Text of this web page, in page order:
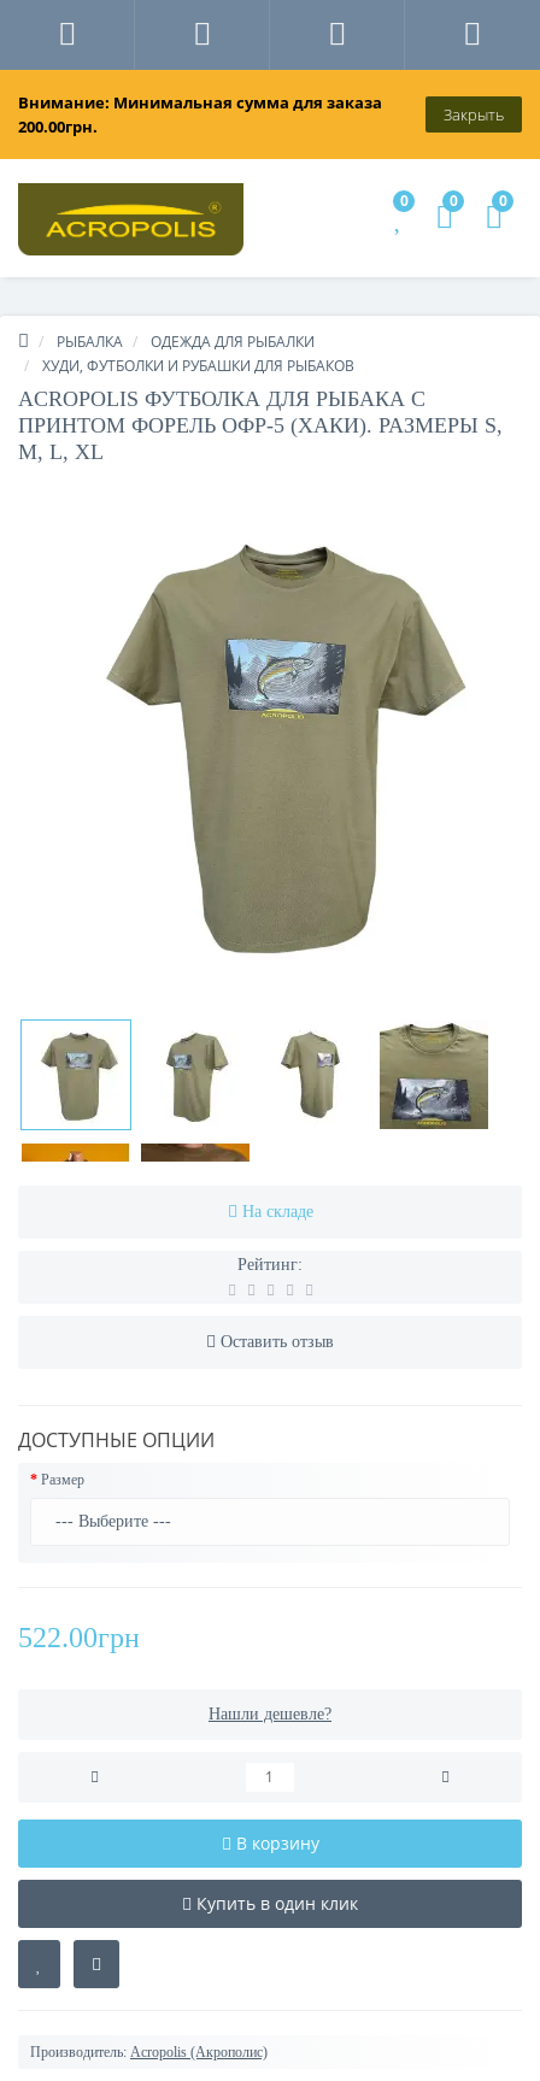
Внимание: Минимальная сумма для заказа
200.00грн.
Закрыть
0 0 0
РЫБАЛКА
ОДЕЖДА ДЛЯ РЫБАЛКИ
ХУДИ, ФУТБОЛКИ И РУБАШКИ ДЛЯ РЫБАКОВ
ACROPOLIS ФУТБОЛКА ДЛЯ РЫБАКА С
ПРИНТОМ ФОРЕЛЬ ОФР-5 (ХАКИ). РАЗМЕРЫ S,
M, L, XL
На складе
Рейтинг:
Оставить отзыв
ДОСТУПНЫЕ ОПЦИИ
Размер
522.00грн
Нашли дешевле?
В корзину
Купить в один клик
Производитель: Acropolis (Акрополис)